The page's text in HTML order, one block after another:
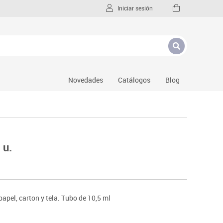
Iniciar sesión
Novedades Catálogos Blog
carton y tela. Tubo de 10,5 ml